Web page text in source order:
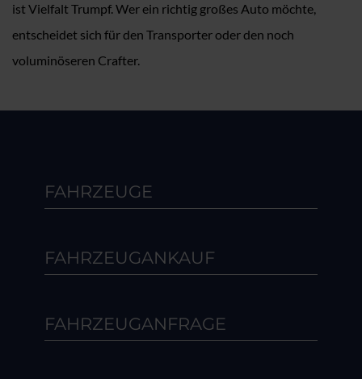
ist Vielfalt Trumpf. Wer ein richtig großes Auto möchte,
entscheidet sich für den Transporter oder den noch
voluminöseren Crafter.
FAHRZEUGE
FAHRZEUGANKAUF
FAHRZEUGANFRAGE